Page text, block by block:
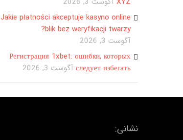
Jakie płatności akceptuje kasyno online
blik bez weryfikacji twarzy?
آگوست 3, 2026
Регистрация 1xbet: ошибки, которых
следует избегать آگوست 3, 2026
نشانی: